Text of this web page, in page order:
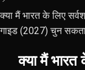
क्या मैं भारत के लिए
गाइड (2027) चुन
क्या मैं भारत